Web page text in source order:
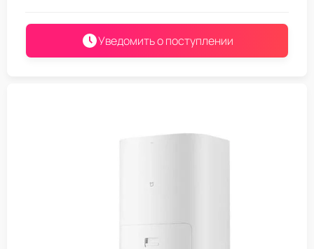
Уведомить о поступлении